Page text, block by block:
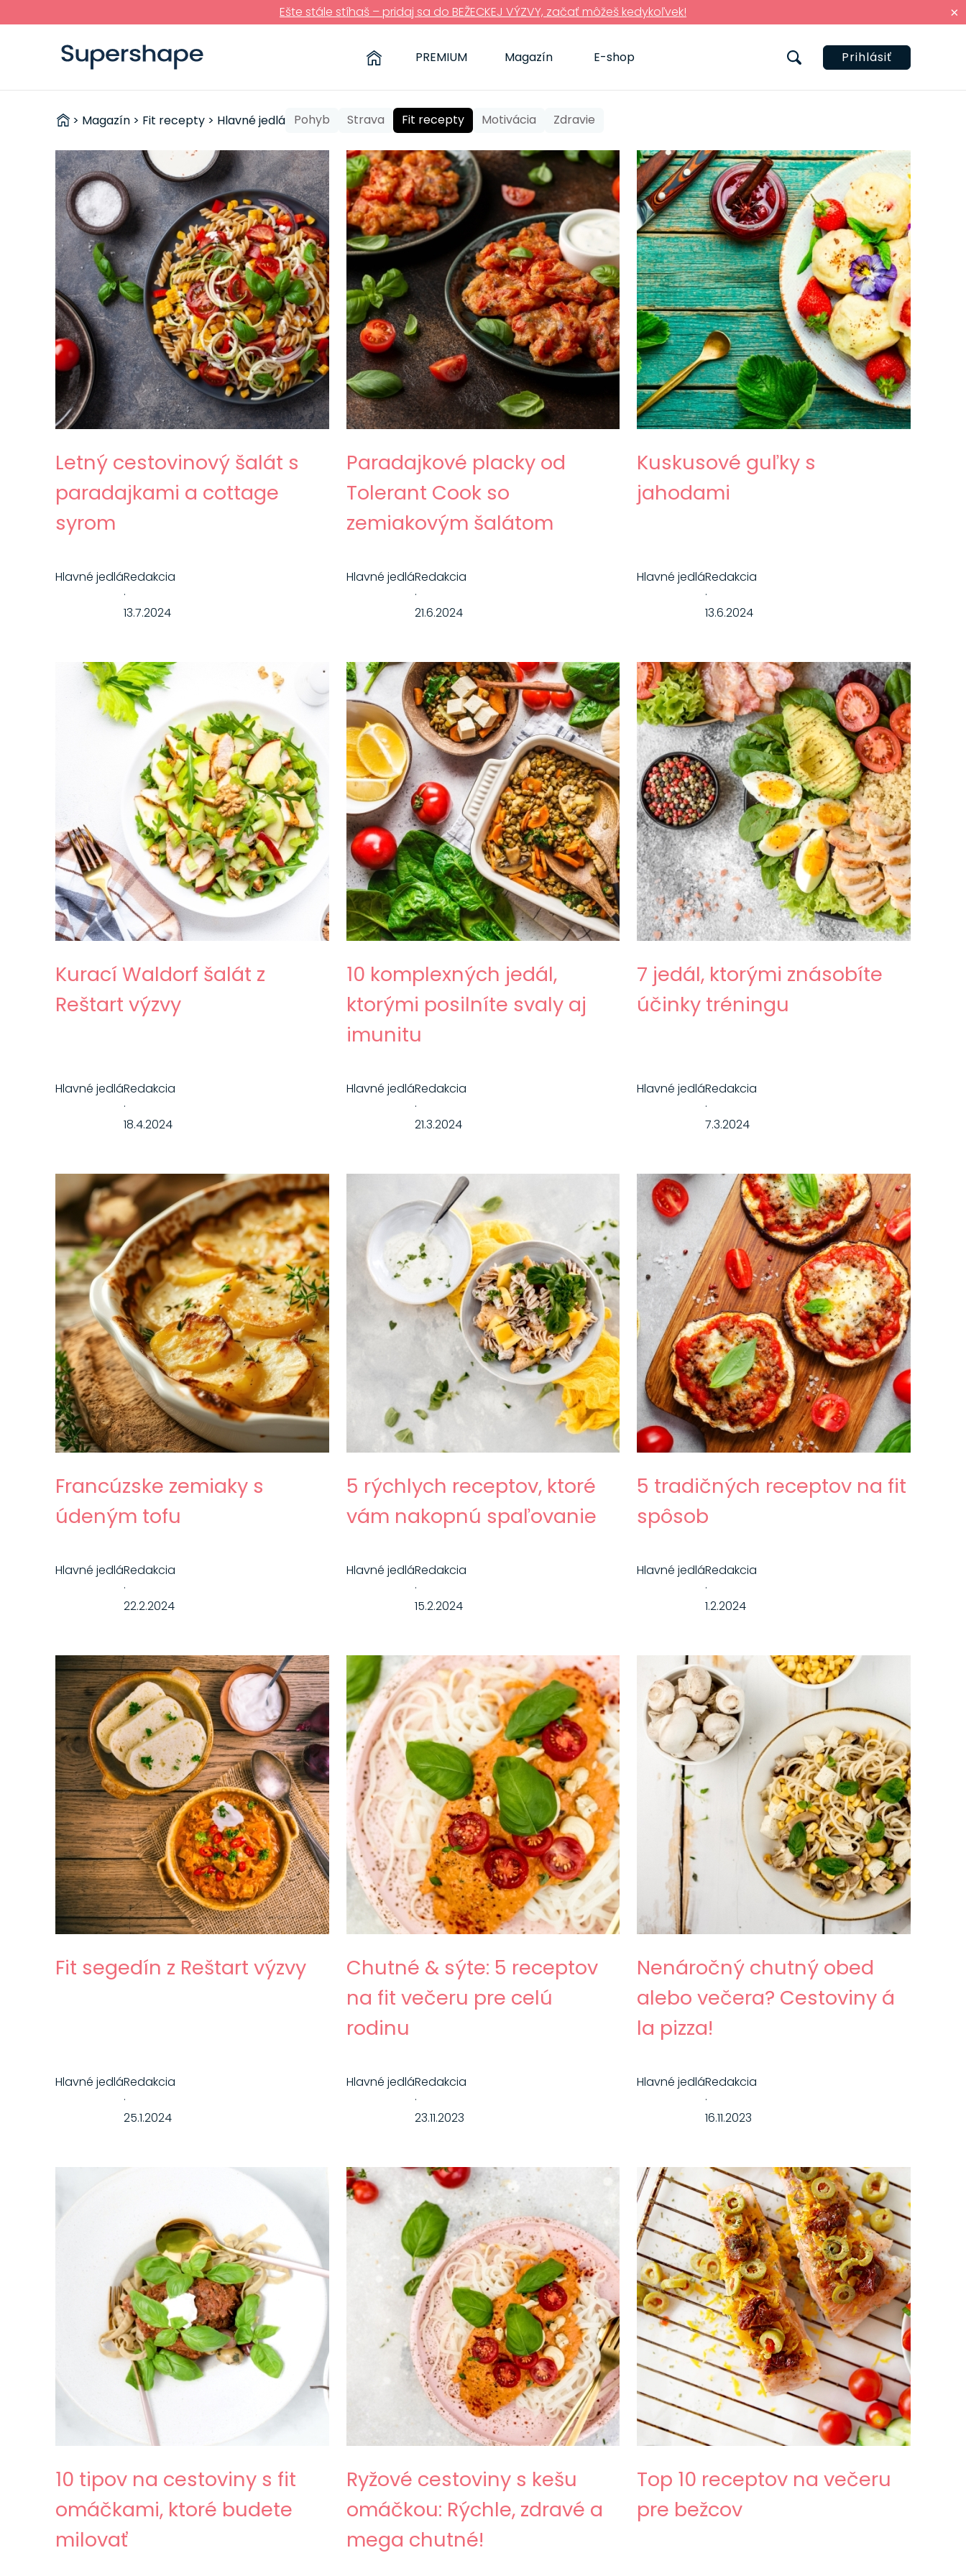
×
Ešte stále stíhaš – pridaj sa do BEŽECKEJ VÝZVY, začať môžeš kedykoľvek!
Prihlásiť
PREMIUM Magazín E-shop
ZDRAVÉ
> Magazín > Fit recepty > Hlavné jedlá Pohyb Strava Fit recepty Motivácia Zdravie
Letný cestovinový šalát s
paradajkami a cottage
syrom
Hlavné jedláRedakcia
·
13.7.2024
Paradajkové placky od
Tolerant Cook so
zemiakovým šalátom
Hlavné jedláRedakcia
·
21.6.2024
Kuskusové guľky s
jahodami
Hlavné jedláRedakcia
·
13.6.2024
Kurací Waldorf šalát z
Reštart výzvy
Hlavné jedláRedakcia
·
18.4.2024
10 komplexných jedál,
ktorými posilníte svaly aj
imunitu
Hlavné jedláRedakcia
·
21.3.2024
7 jedál, ktorými znásobíte
účinky tréningu
Hlavné jedláRedakcia
·
7.3.2024
Francúzske zemiaky s
údeným tofu
Hlavné jedláRedakcia
·
22.2.2024
5 rýchlych receptov, ktoré
vám nakopnú spaľovanie
Hlavné jedláRedakcia
·
15.2.2024
5 tradičných receptov na fit
spôsob
Hlavné jedláRedakcia
·
1.2.2024
Fit segedín z Reštart výzvy
Hlavné jedláRedakcia
·
25.1.2024
Chutné & sýte: 5 receptov
na fit večeru pre celú
rodinu
Hlavné jedláRedakcia
·
23.11.2023
Nenáročný chutný obed
alebo večera? Cestoviny á
la pizza!
Hlavné jedláRedakcia
·
16.11.2023
10 tipov na cestoviny s fit
omáčkami, ktoré budete
milovať
Ryžové cestoviny s kešu
omáčkou: Rýchle, zdravé a
mega chutné!
Top 10 receptov na večeru
pre bežcov